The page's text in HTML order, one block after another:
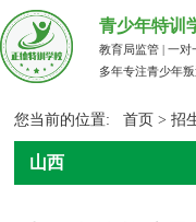
青少年特训
教育局监管 | 一对
多年专注青少年
您当前的位置:首页 >招
山西